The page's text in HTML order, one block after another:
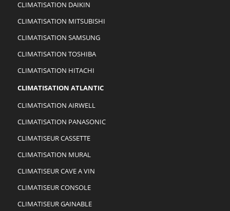
CLIMATISATION DAIKIN
CLIMATISATION MITSUBISHI
CLIMATISATION SAMSUNG
CLIMATISATION TOSHIBA
CLIMATISATION HITACHI
CLIMATISATION ATLANTIC
CLIMATISATION AIRWELL
CLIMATISATION PANASONIC
CLIMATISEUR CASSETTE
CLIMATISATION MURAL
CLIMATISEUR CAVE A VIN
CLIMATISEUR CONSOLE
CLIMATISEUR GAINABLE